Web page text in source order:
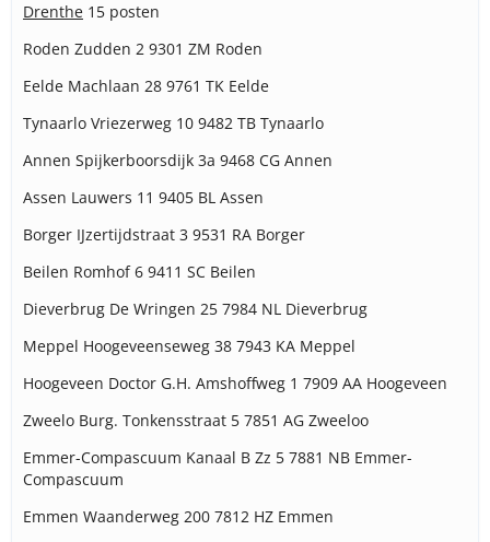
Drenthe 15 posten
Roden Zudden 2 9301 ZM Roden
Eelde Machlaan 28 9761 TK Eelde
Tynaarlo Vriezerweg 10 9482 TB Tynaarlo
Annen Spijkerboorsdijk 3a 9468 CG Annen
Assen Lauwers 11 9405 BL Assen
Borger IJzertijdstraat 3 9531 RA Borger
Beilen Romhof 6 9411 SC Beilen
Dieverbrug De Wringen 25 7984 NL Dieverbrug
Meppel Hoogeveenseweg 38 7943 KA Meppel
Hoogeveen Doctor G.H. Amshoffweg 1 7909 AA Hoogeveen
Zweelo Burg. Tonkensstraat 5 7851 AG Zweeloo
Emmer-Compascuum Kanaal B Zz 5 7881 NB Emmer-
Compascuum
Emmen Waanderweg 200 7812 HZ Emmen